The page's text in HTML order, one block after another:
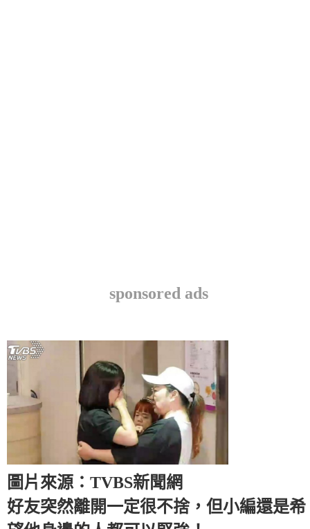
sponsored ads
圖片來源：TVBS新聞網
好友突然離開一定很不捨，但小編還是希